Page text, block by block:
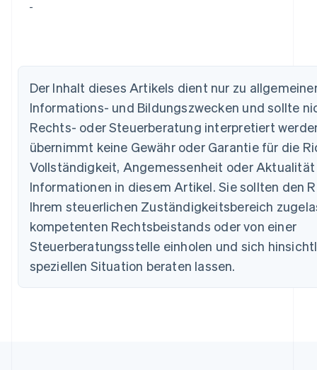
-
Der Inhalt dieses Artikels dient nur zu
Informations- und Bildungszwecken und sollte
Rechts- oder Steuerberatung interpretiert
übernimmt keine Gewähr oder Garantie für die
Vollständigkeit, Angemessenheit oder
Informationen in diesem Artikel. Sie sollten den
Ihrem steuerlichen Zuständigkeitsbereich
kompetenten Rechtsbeistands oder von einer
Steuerberatungsstelle einholen und sich
speziellen Situation beraten lassen.
Australien
English
Belgien
NederlandsFrançaisDeutschEnglish
PortuguêsEnglish
Bulgarien
English
Dänemark
English
Deutschland
Estland
English